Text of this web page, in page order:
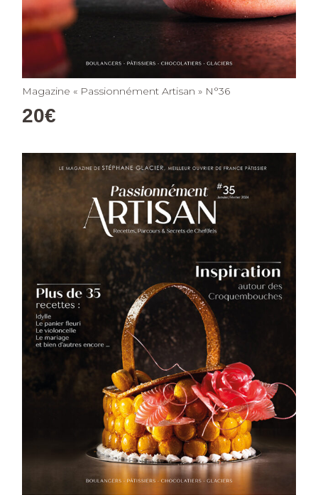
Magazine « Passionnément Artisan » N°36
20€